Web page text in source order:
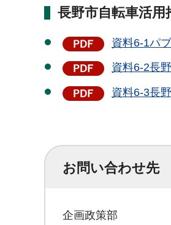
長野市自転車活
資料6-1パ
資料6-2長
資料6-3長
お問い合わせ先
企画政策部